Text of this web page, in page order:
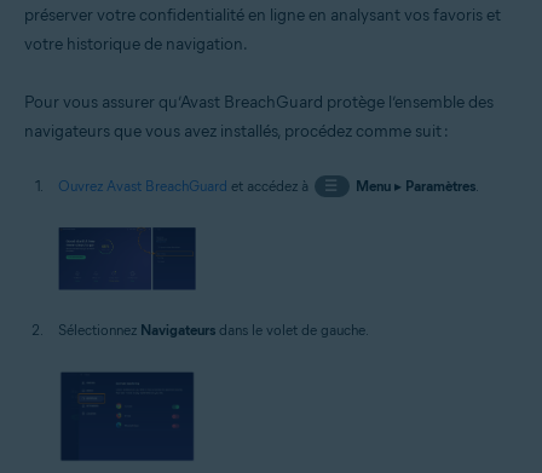
préserver votre confidentialité en ligne en analysant vos favoris et
votre historique de navigation.
Pour vous assurer qu’Avast BreachGuard protège l’ensemble des
navigateurs que vous avez installés, procédez comme suit :
Ouvrez Avast BreachGuard et accédez à ☰ Menu▸ Paramètres.
Sélectionnez Navigateurs dans le volet de gauche.